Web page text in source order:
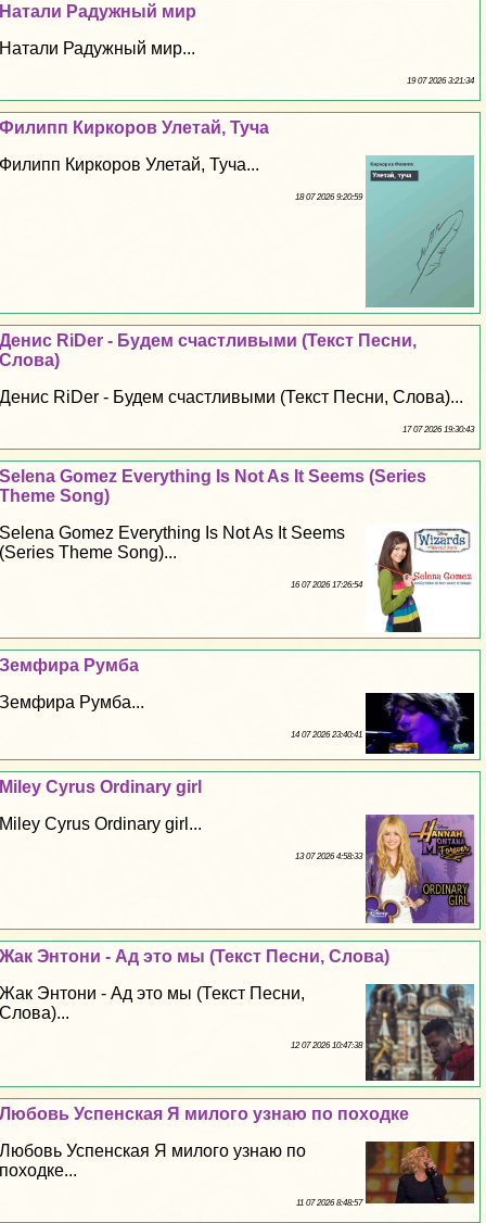
Натали Радужный мир
Натали Радужный мир...
19 07 2026 3:21:34
Филипп Киркоров Улетай, Туча
Филипп Киркоров Улетай, Туча...
18 07 2026 9:20:59
Денис RiDer - Будем счастливыми (Текст Песни,
Слова)
Денис RiDer - Будем счастливыми (Текст Песни, Слова)...
17 07 2026 19:30:43
Selena Gomez Everything Is Not As It Seems (Series
Theme Song)
Selena Gomez Everything Is Not As It Seems
(Series Theme Song)...
16 07 2026 17:26:54
Земфира Румба
Земфира Румба...
14 07 2026 23:40:41
Miley Cyrus Ordinary girl
Miley Cyrus Ordinary girl...
13 07 2026 4:58:33
Жак Энтони - Ад это мы (Текст Песни, Слова)
Жак Энтони - Ад это мы (Текст Песни,
Слова)...
12 07 2026 10:47:38
Любовь Успенская Я милого узнаю по походке
Любовь Успенская Я милого узнаю по
походке...
11 07 2026 8:48:57